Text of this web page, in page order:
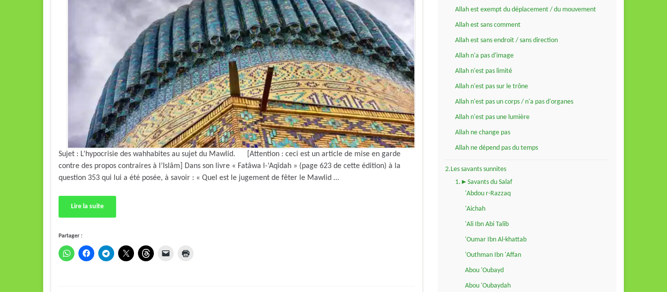
Sujet : L’hypocrisie des wahhabites au sujet du Mawlid. [Attention : ceci est un article de mise en garde
contre des propos contraires à l’Islâm] Dans son livre « Fatâwa l-‘Aqîdah » (page 623 de cette édition) à la
question 353 qui lui a été posée, à savoir : « Quel est le jugement de fêter le Mawlid …
Lire la suite
Partager :
Allah est exempt du déplacement / du mouvement
Allah est sans comment
Allah est sans endroit / sans direction
Allah n'a pas d'image
Allah n'est pas limité
Allah n'est pas sur le trône
Allah n'est pas un corps / n'a pas d'organes
Allah n'est pas une lumière
Allah ne change pas
Allah ne dépend pas du temps
2.Les savants sunnites
1.►Savants du Salaf
'Abdou r-Razzaq
'Aichah
'Ali Ibn Abi Talib
'Oumar Ibn Al-khattab
'Outhman Ibn 'Affan
Abou 'Oubayd
Abou 'Oubaydah